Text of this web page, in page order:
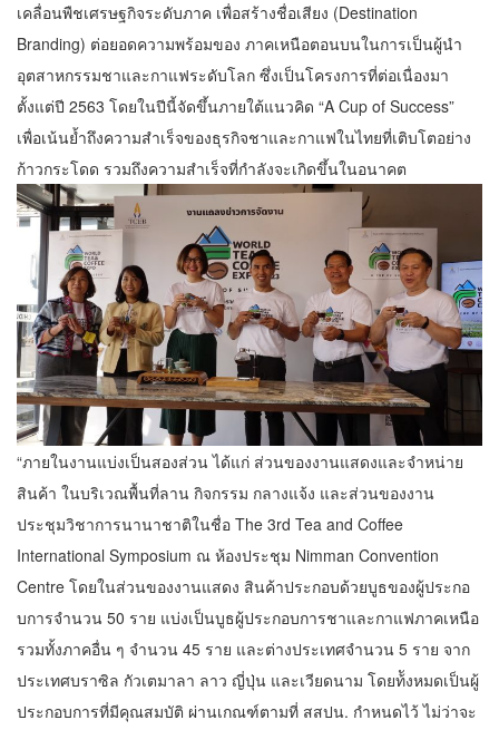
เคลื่อนพืชเศรษฐกิจระดับภาค เพื่อสร้างชื่อเสียง (Destination
Branding) ต่อยอดความพร้อมของ ภาคเหนือตอนบนในการเป็นผู้นํา
อุตสาหกรรมชาและกาแฟระดับโลก ซึ่งเป็นโครงการที่ต่อเนื่องมา
ตั้งแต่ปี 2563 โดยในปีนี้จัดขึ้นภายใต้แนวคิด “A Cup of Success”
เพื่อเน้นย้ำถึงความสําเร็จของธุรกิจชาและกาแฟในไทยที่เติบโตอย่าง
ก้าวกระโดด รวมถึงความสําเร็จที่กําลังจะเกิดขึ้นในอนาคต
“ภายในงานแบ่งเป็นสองส่วน ได้แก่ ส่วนของงานแสดงและจําหน่าย
สินค้า ในบริเวณพื้นที่ลาน กิจกรรม กลางแจ้ง และส่วนของงาน
ประชุมวิชาการนานาชาติในชื่อ The 3rd Tea and Coffee
International Symposium ณ ห้องประชุม Nimman Convention
Centre โดยในส่วนของงานแสดง สินค้าประกอบด้วยบูธของผู้ประกอ
บการจํานวน 50 ราย แบ่งเป็นบูธผู้ประกอบการชาและกาแฟภาคเหนือ
รวมทั้งภาคอื่น ๆ จํานวน 45 ราย และต่างประเทศจํานวน 5 ราย จาก
ประเทศบราซิล กัวเตมาลา ลาว ญี่ปุ่น และเวียดนาม โดยท้ังหมดเป็นผู้
ประกอบการที่มีคุณสมบัติ ผ่านเกณฑ์ตามที่ สสปน. กําหนดไว้ ไม่ว่าจะ